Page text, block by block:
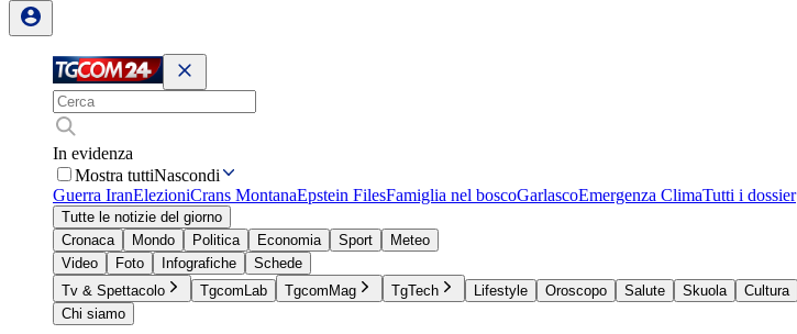
In evidenza
Mostra tuttiNascondi
Guerra IranElezioniCrans MontanaEpstein FilesFamiglia nel boscoGarlascoEmergenza ClimaTutti i dossier
Tutte le notizie del giorno
Cronaca
Mondo Politica Economia Sport
Meteo
Video
Foto Infografiche
Schede
Tv & Spettacolo
TgcomLab TgcomMag TgTech Lifestyle Oroscopo Salute Skuola Cultura
Chi siamo